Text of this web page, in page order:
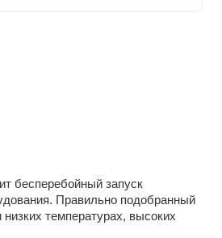
бесперебойный запуск
Правильно подобранный
температурах, высоких